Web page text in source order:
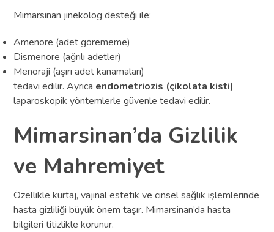
Mimarsinan jinekolog desteği ile:
Amenore (adet görememe)
Dismenore (ağrılı adetler)
Menoraji (aşırı adet kanamaları)
tedavi edilir. Ayrıca endometriozis (çikolata kisti)
laparoskopik yöntemlerle güvenle tedavi edilir.
Mimarsinan’da Gizlilik
ve Mahremiyet
Özellikle kürtaj, vajinal estetik ve cinsel sağlık işlemlerinde
hasta gizliliği büyük önem taşır. Mimarsinan’da hasta
bilgileri titizlikle korunur.